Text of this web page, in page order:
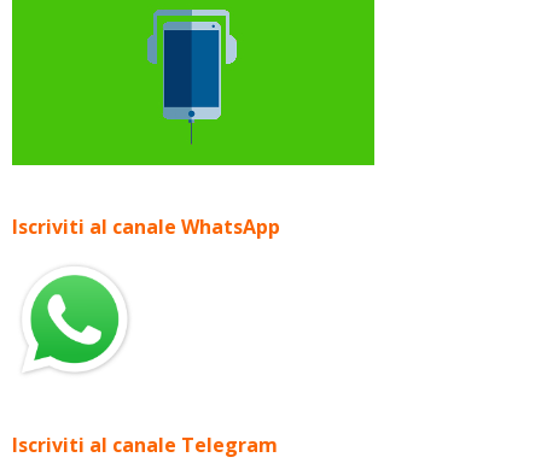
Iscriviti al canale WhatsApp
Iscriviti al canale Telegram